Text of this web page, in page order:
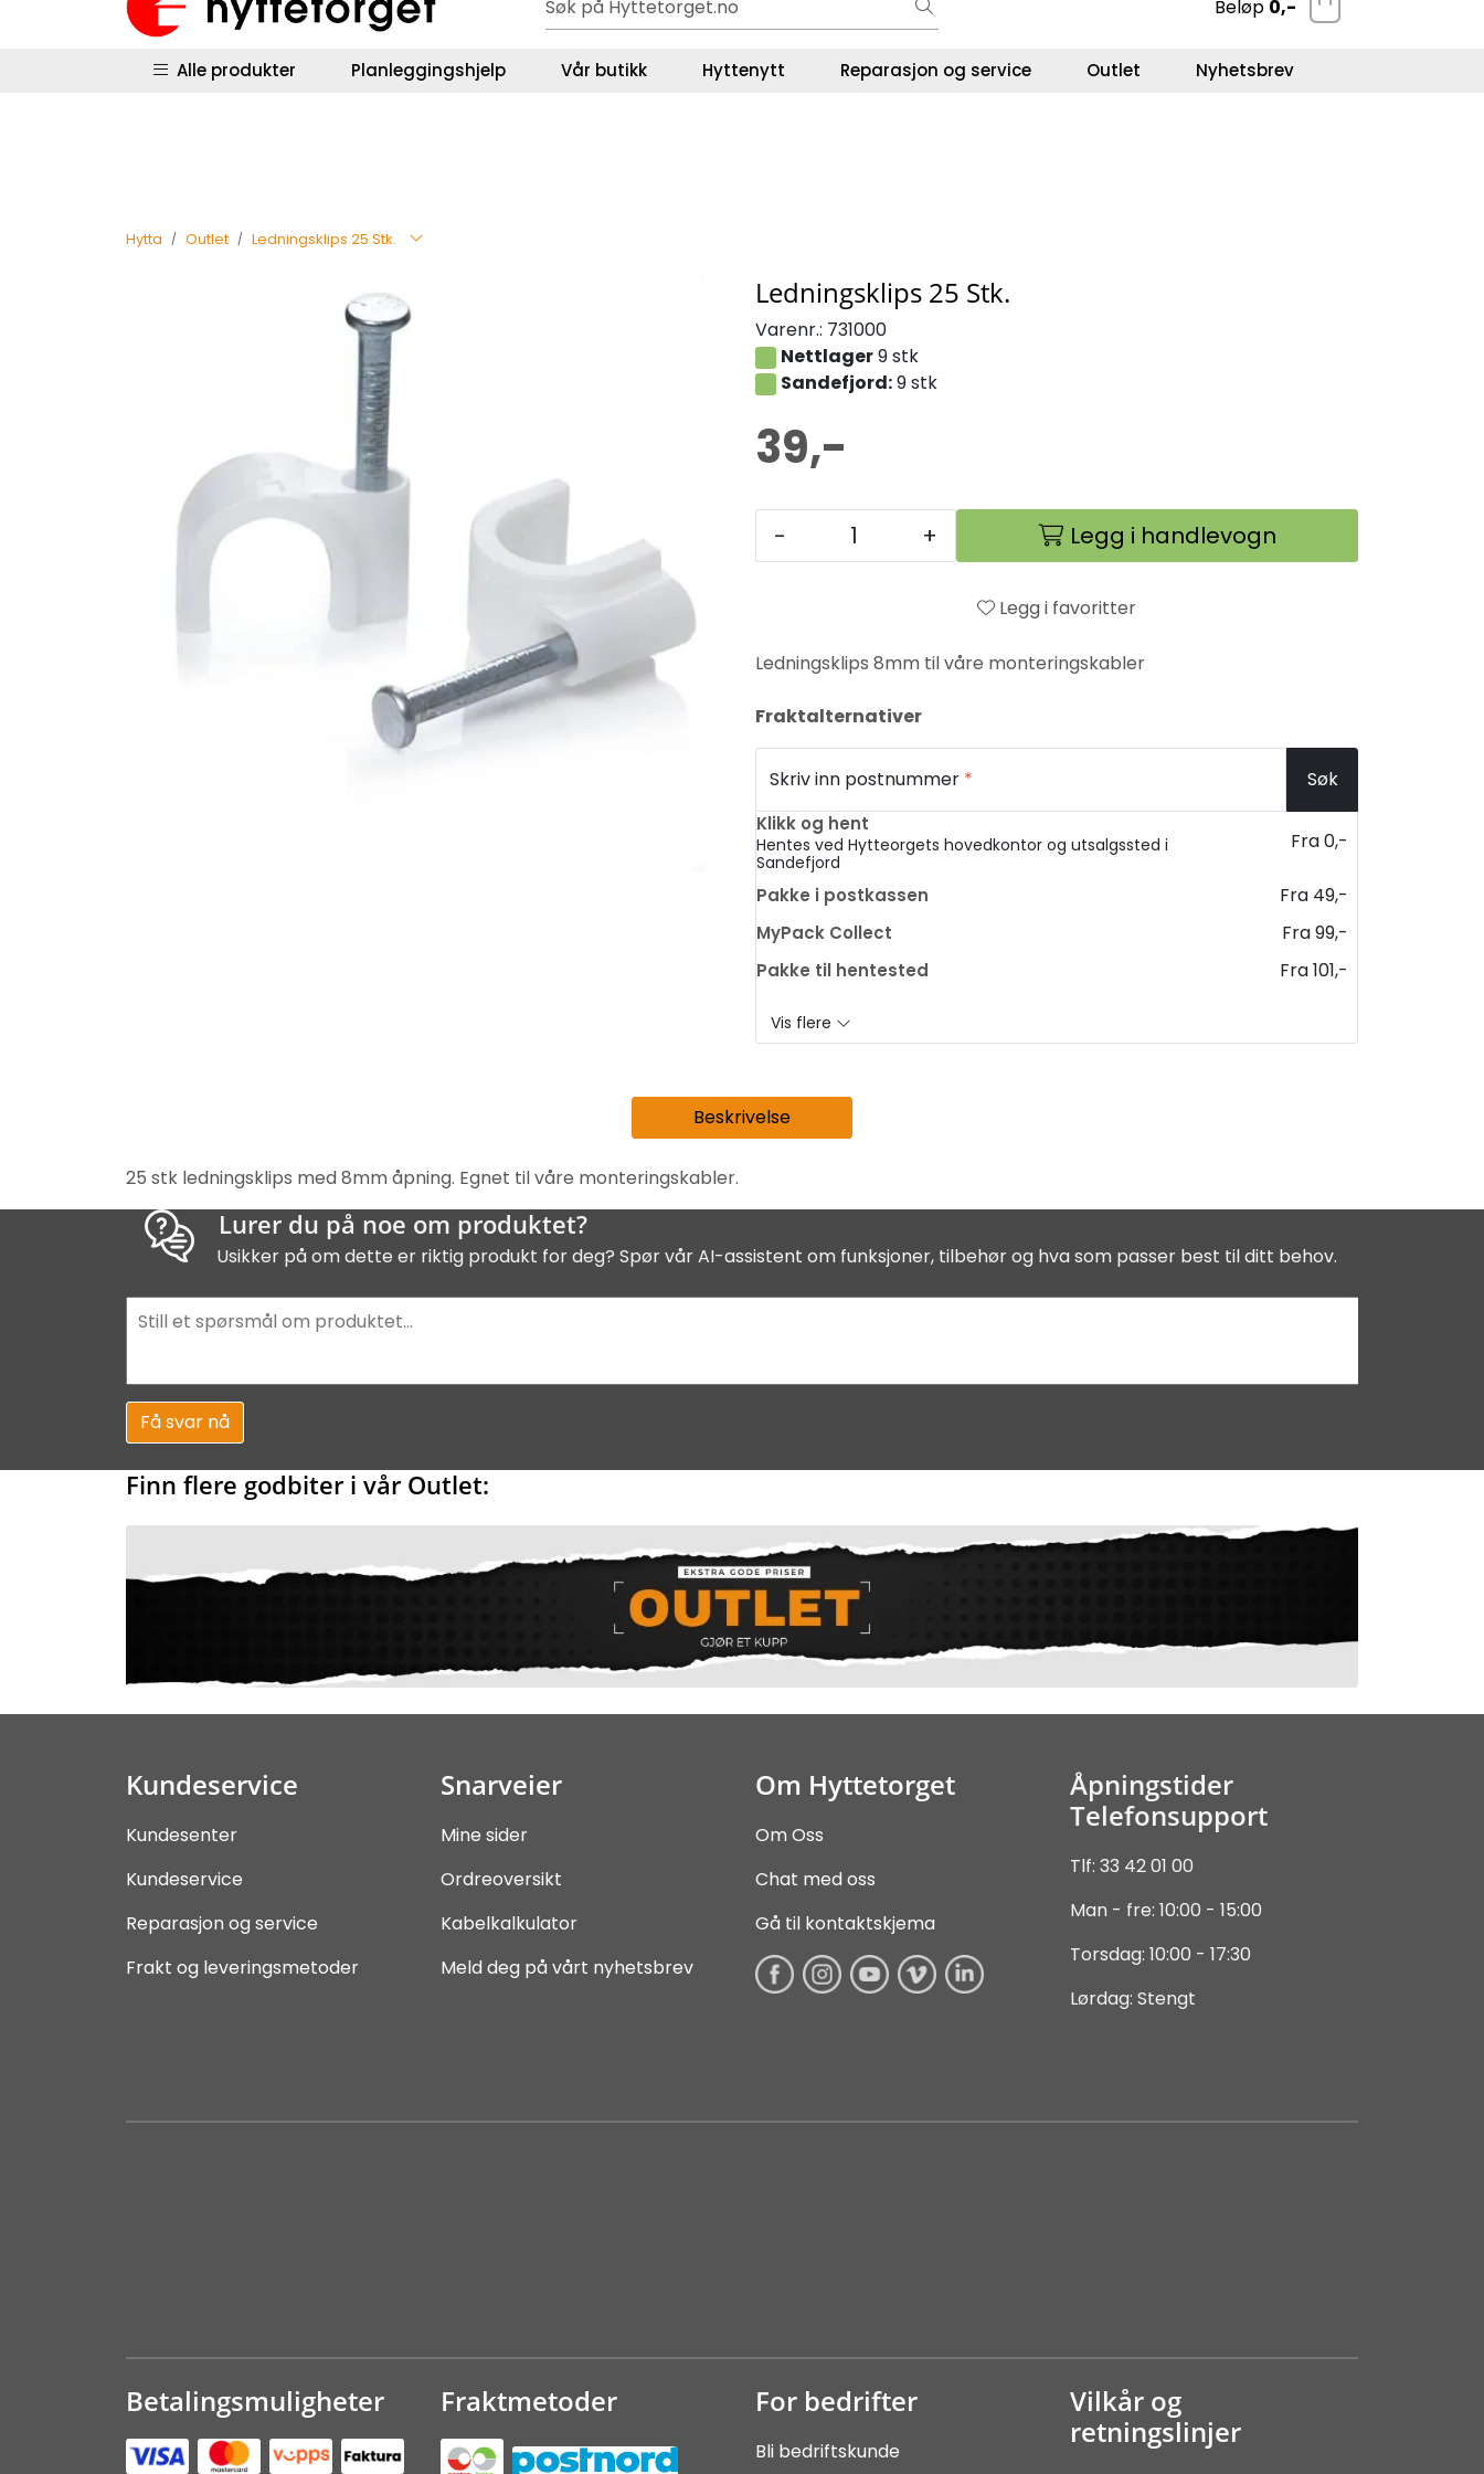
Skip to main content Ut på tur i sommer? Sjekk her først
Hyttestyring | Returinfo | Salgsbetingelser Kundeservice Favoritter
Beløp 0,-
Alle produkter Planleggingshjelp Vår butikk Hyttenytt Reparasjon og service Outlet Nyhetsbrev
Hytta Outlet Ledningsklips 25 Stk.
Ledningsklips 25 Stk.
Varenr.: 731000
Nettlager9 stk
Sandefjord:9 stk
39,-
- + Legg i handlevogn
Legg i favoritter
Ledningsklips 8mm til våre monteringskabler
Fraktalternativer
Skriv inn postnummer * Søk
Klikk og hent
Hentes ved Hytteorgets hovedkontor og utsalgssted i
Sandefjord
Fra 0,-
Pakke i postkassen Fra 49,-
MyPack Collect Fra 99,-
Pakke til hentested Fra 101,-
Vis flere
Beskrivelse
25 stk ledningsklips med 8mm åpning. Egnet til våre monteringskabler.
Lurer du på noe om produktet?
Usikker på om dette er riktig produkt for deg? Spør vår AI-assistent om funksjoner, tilbehør og hva som passer best til ditt behov.
Få svar nå
Finn flere godbiter i vår Outlet:
Kundeservice
Kundesenter
Kundeservice
Reparasjon og service
Frakt og leveringsmetoder
For bedrifter
Bli bedriftskunde
Snarveier
Mine sider
Ordreoversikt
Kabelkalkulator
Meld deg på vårt nyhetsbrev
Om Hyttetorget
Om Oss
Chat med oss
Gå til kontaktskjema
Betalingsmuligheter
Åpningstider
Telefonsupport
Tlf: 33 42 01 00
Man - fre: 10:00 - 15:00
Torsdag: 10:00 - 17:30
Lørdag: Stengt
Fraktmetoder
Vilkår og
retningslinjer